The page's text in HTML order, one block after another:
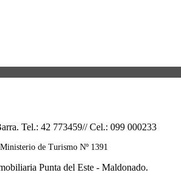
Tel.: 42 773459// Cel.: 099 000233
de Turismo Nº 1391
Punta del Este - Maldonado.